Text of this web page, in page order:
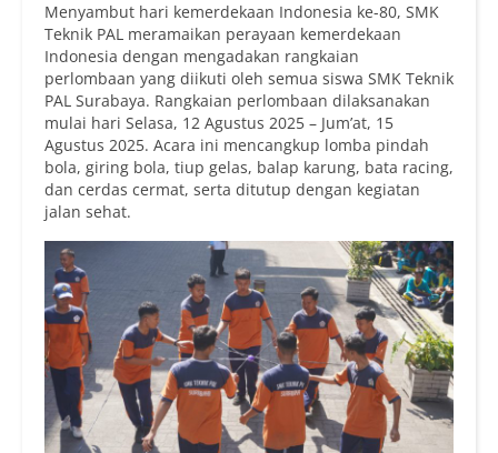
Menyambut hari kemerdekaan Indonesia ke-80, SMK
Teknik PAL meramaikan perayaan kemerdekaan
Indonesia dengan mengadakan rangkaian
perlombaan yang diikuti oleh semua siswa SMK Teknik
PAL Surabaya. Rangkaian perlombaan dilaksanakan
mulai hari Selasa, 12 Agustus 2025 – Jum’at, 15
Agustus 2025. Acara ini mencangkup lomba pindah
bola, giring bola, tiup gelas, balap karung, bata racing,
dan cerdas cermat, serta ditutup dengan kegiatan
jalan sehat.